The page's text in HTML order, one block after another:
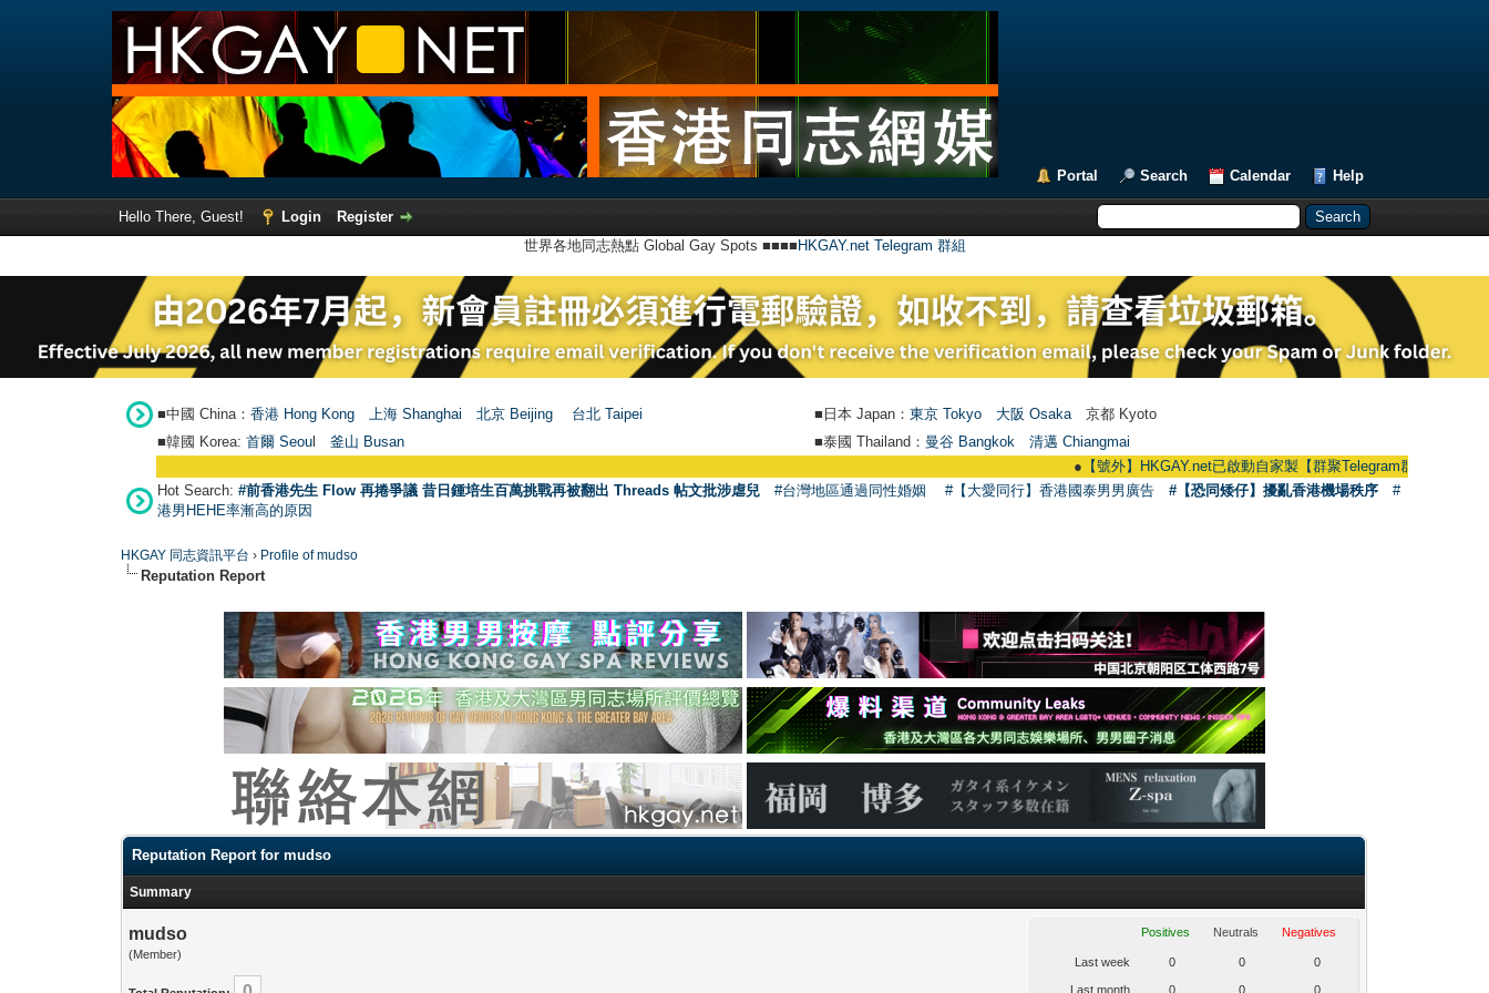
Portal Search Calendar Help
Hello There, Guest! Login
Register
世界各地同志熱點 Global Gay Spots ■■■■ HKGAY.net Telegram 群組
■中國 China： 香港 Hong Kong 上海 Shanghai 北京 Beijing 台北 Taipei ■日本 Japan： 東京 Tokyo 大阪 Osaka 京都 Kyoto
■韓國 Korea: 首爾 Seou 釜山 Busan ■泰國 Thailand： 曼谷 Bangkok
清邁 Chiangmai
【號外】HKGAY.net已啟動自家製【群聚Telegram群組】
Hot Search: #前香港先生 Flow 再捲爭議 昔日鍾培生百萬挑戰再被翻出 Threads 帖文批涉虐兒 #台灣地區通過同性婚姻 #【大愛同行】香港國泰男男廣告 #【恐同矮仔】擾亂香港機場秩序
#
港男HEHE率漸高的原因
HKGAY 同志資訊平台 › Profile of mudso
Reputation Report
Reputation Report for mudso
Summary
mudso
(Member)
Positives Neutrals Negatives
Last week 0 0 0
Last month 0 0 0